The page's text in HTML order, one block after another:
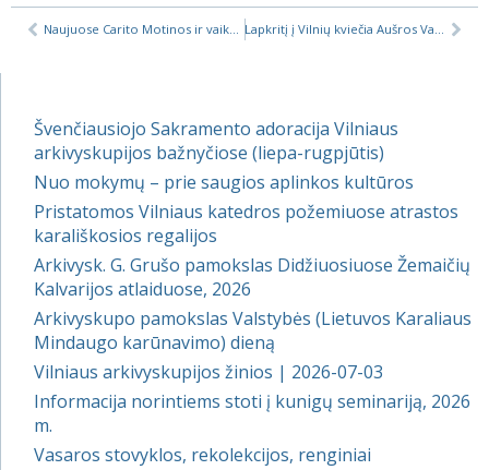
Naujuose Carito Motinos ir vaiko namuose pagalbos sulauks daugiau mamų Lapkritį į Vilnių kviečia Aušros Vartų atlaidai
Švenčiausiojo Sakramento adoracija Vilniaus
arkivyskupijos bažnyčiose (liepa-rugpjūtis)
Nuo mokymų – prie saugios aplinkos kultūros
Pristatomos Vilniaus katedros požemiuose atrastos
karališkosios regalijos
Arkivysk. G. Grušo pamokslas Didžiuosiuose Žemaičių
Kalvarijos atlaiduose, 2026
Arkivyskupo pamokslas Valstybės (Lietuvos Karaliaus
Mindaugo karūnavimo) dieną
Vilniaus arkivyskupijos žinios | 2026-07-03
Informacija norintiems stoti į kunigų seminariją, 2026
m.
Vasaros stovyklos, rekolekcijos, renginiai